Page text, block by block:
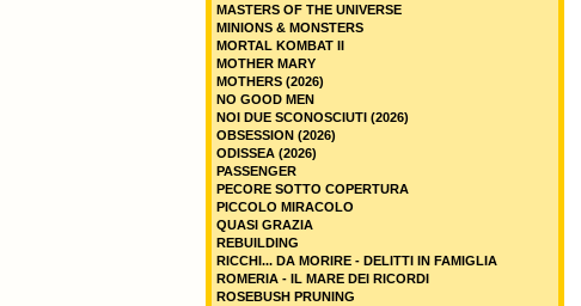
MASTERS OF THE UNIVERSE
MINIONS & MONSTERS
MORTAL KOMBAT II
MOTHER MARY
MOTHERS (2026)
NO GOOD MEN
NOI DUE SCONOSCIUTI (2026)
OBSESSION (2026)
ODISSEA (2026)
PASSENGER
PECORE SOTTO COPERTURA
PICCOLO MIRACOLO
QUASI GRAZIA
REBUILDING
RICCHI... DA MORIRE - DELITTI IN FAMIGLIA
ROMERIA - IL MARE DEI RICORDI
ROSEBUSH PRUNING